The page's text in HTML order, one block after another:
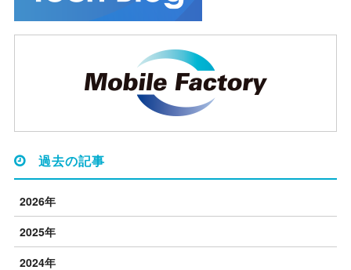
過去の記事
2026年
2025年
2024年